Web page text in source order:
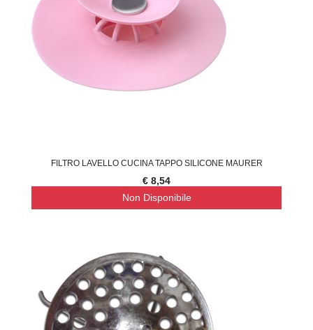
FILTRO LAVELLO CUCINA TAPPO SILICONE MAURER
€ 8,54
Non Disponibile